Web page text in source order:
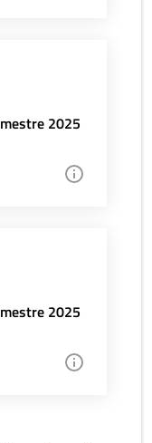
2025
2025